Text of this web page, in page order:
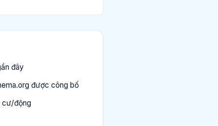
đây
được công bố
cư/động